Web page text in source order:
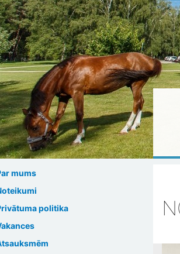
mums
politika